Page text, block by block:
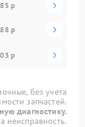
р
р
р
без учета
запчастей.
диагностику.
неисправность.